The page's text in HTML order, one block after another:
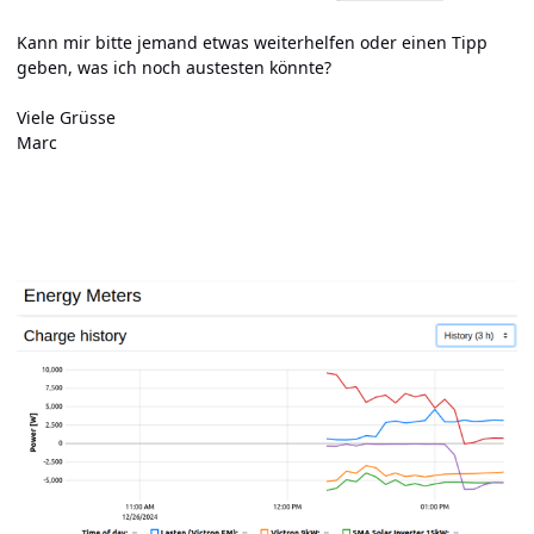
Kann mir bitte jemand etwas weiterhelfen oder einen Tipp
geben, was ich noch austesten könnte?
Viele Grüsse
Marc